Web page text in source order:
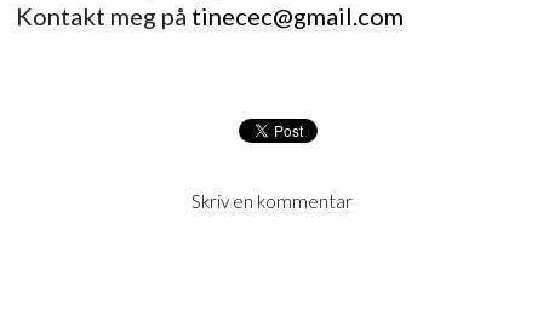
Kontakt meg på tinecec@gmail.com
Skriv en kommentar